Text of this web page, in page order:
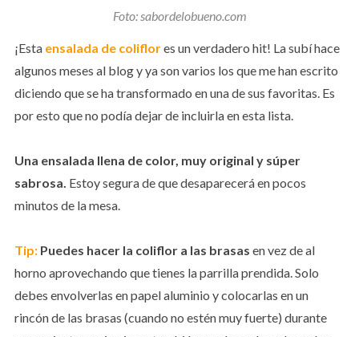
Foto: sabordelobueno.com
¡Esta ensalada de coliflores un verdadero hit! La subí hace
algunos meses al blog y ya son varios los que me han escrito
diciendo que se ha transformado en una de sus favoritas. Es
por esto que no podía dejar de incluirla en esta lista.
Una ensalada llena de color, muy original y súper
sabrosa. Estoy segura de que desaparecerá en pocos
minutos de la mesa.
Tip:Puedes hacer la coliflor a las brasas en vez de al
horno aprovechando que tienes la parrilla prendida. Solo
debes envolverlas en papel aluminio y colocarlas en un
rincón de las brasas (cuando no estén muy fuerte) durante